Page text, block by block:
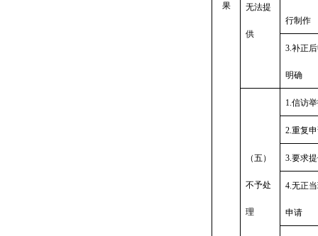
果 无法提
供
行制作
3.补正
明确
（五）
不予处
理
1.信访
2.重复
3.要求
4.无正
申请